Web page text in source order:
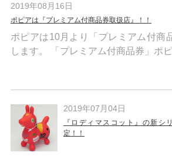
2019年08月16日
ポピアは『プレミアム付商品券取扱店』！！
ポピアは10月より「プレミアム付商
します。 「プレミアム付商品券」ポ
2019年07月04日
『ロディマスコット』の新シ
定！！